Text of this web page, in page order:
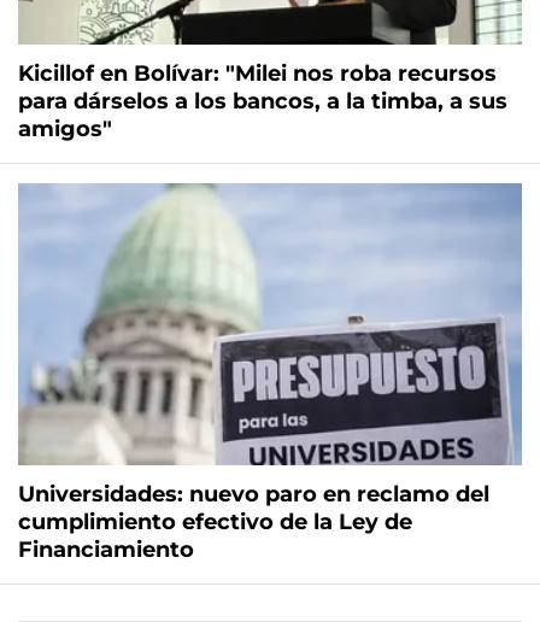
Kicillof en Bolívar: "Milei nos roba recursos
para dárselos a los bancos, a la timba, a sus
amigos"
Universidades: nuevo paro en reclamo del
cumplimiento efectivo de la Ley de
Financiamiento